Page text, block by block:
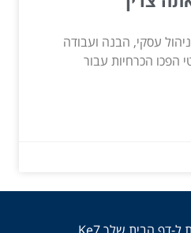
עסקי, הבנה ועבודה
הפכו הכרחיות עבור